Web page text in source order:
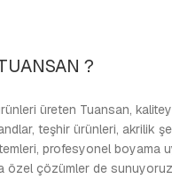
?
üreten Tuansan,
teşhir ürünleri,
profesyonel boyama
özel çözümler de